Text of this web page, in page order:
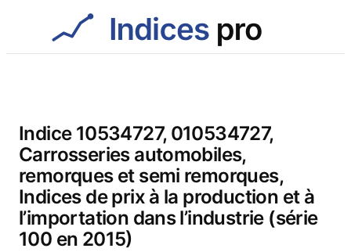
Indice 10534727, 010534727,
Carrosseries automobiles,
remorques et semi remorques,
Indices de prix à la production et à
l’importation dans l’industrie (série
100 en 2015)